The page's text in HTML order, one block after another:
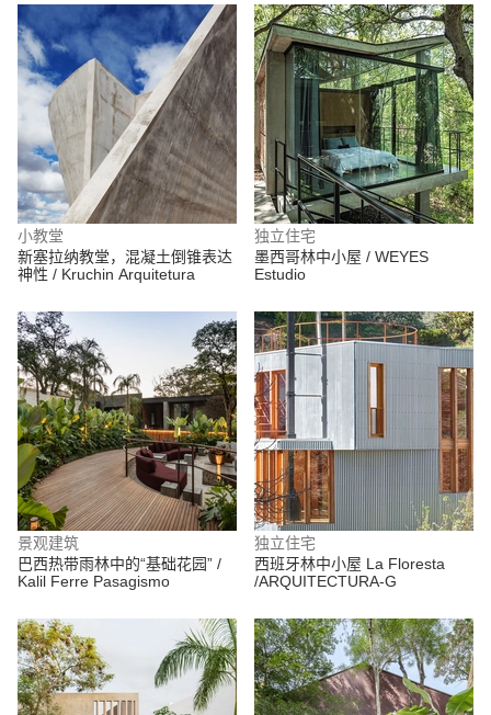
小教堂
新塞拉纳教堂，混凝土倒锥表达
神性 / Kruchin Arquitetura
独立住宅
墨西哥林中小屋 / WEYES
Estudio
景观建筑
巴西热带雨林中的“基础花园” /
Kalil Ferre Pasagismo
独立住宅
西班牙林中小屋 La Floresta
/ARQUITECTURA-G